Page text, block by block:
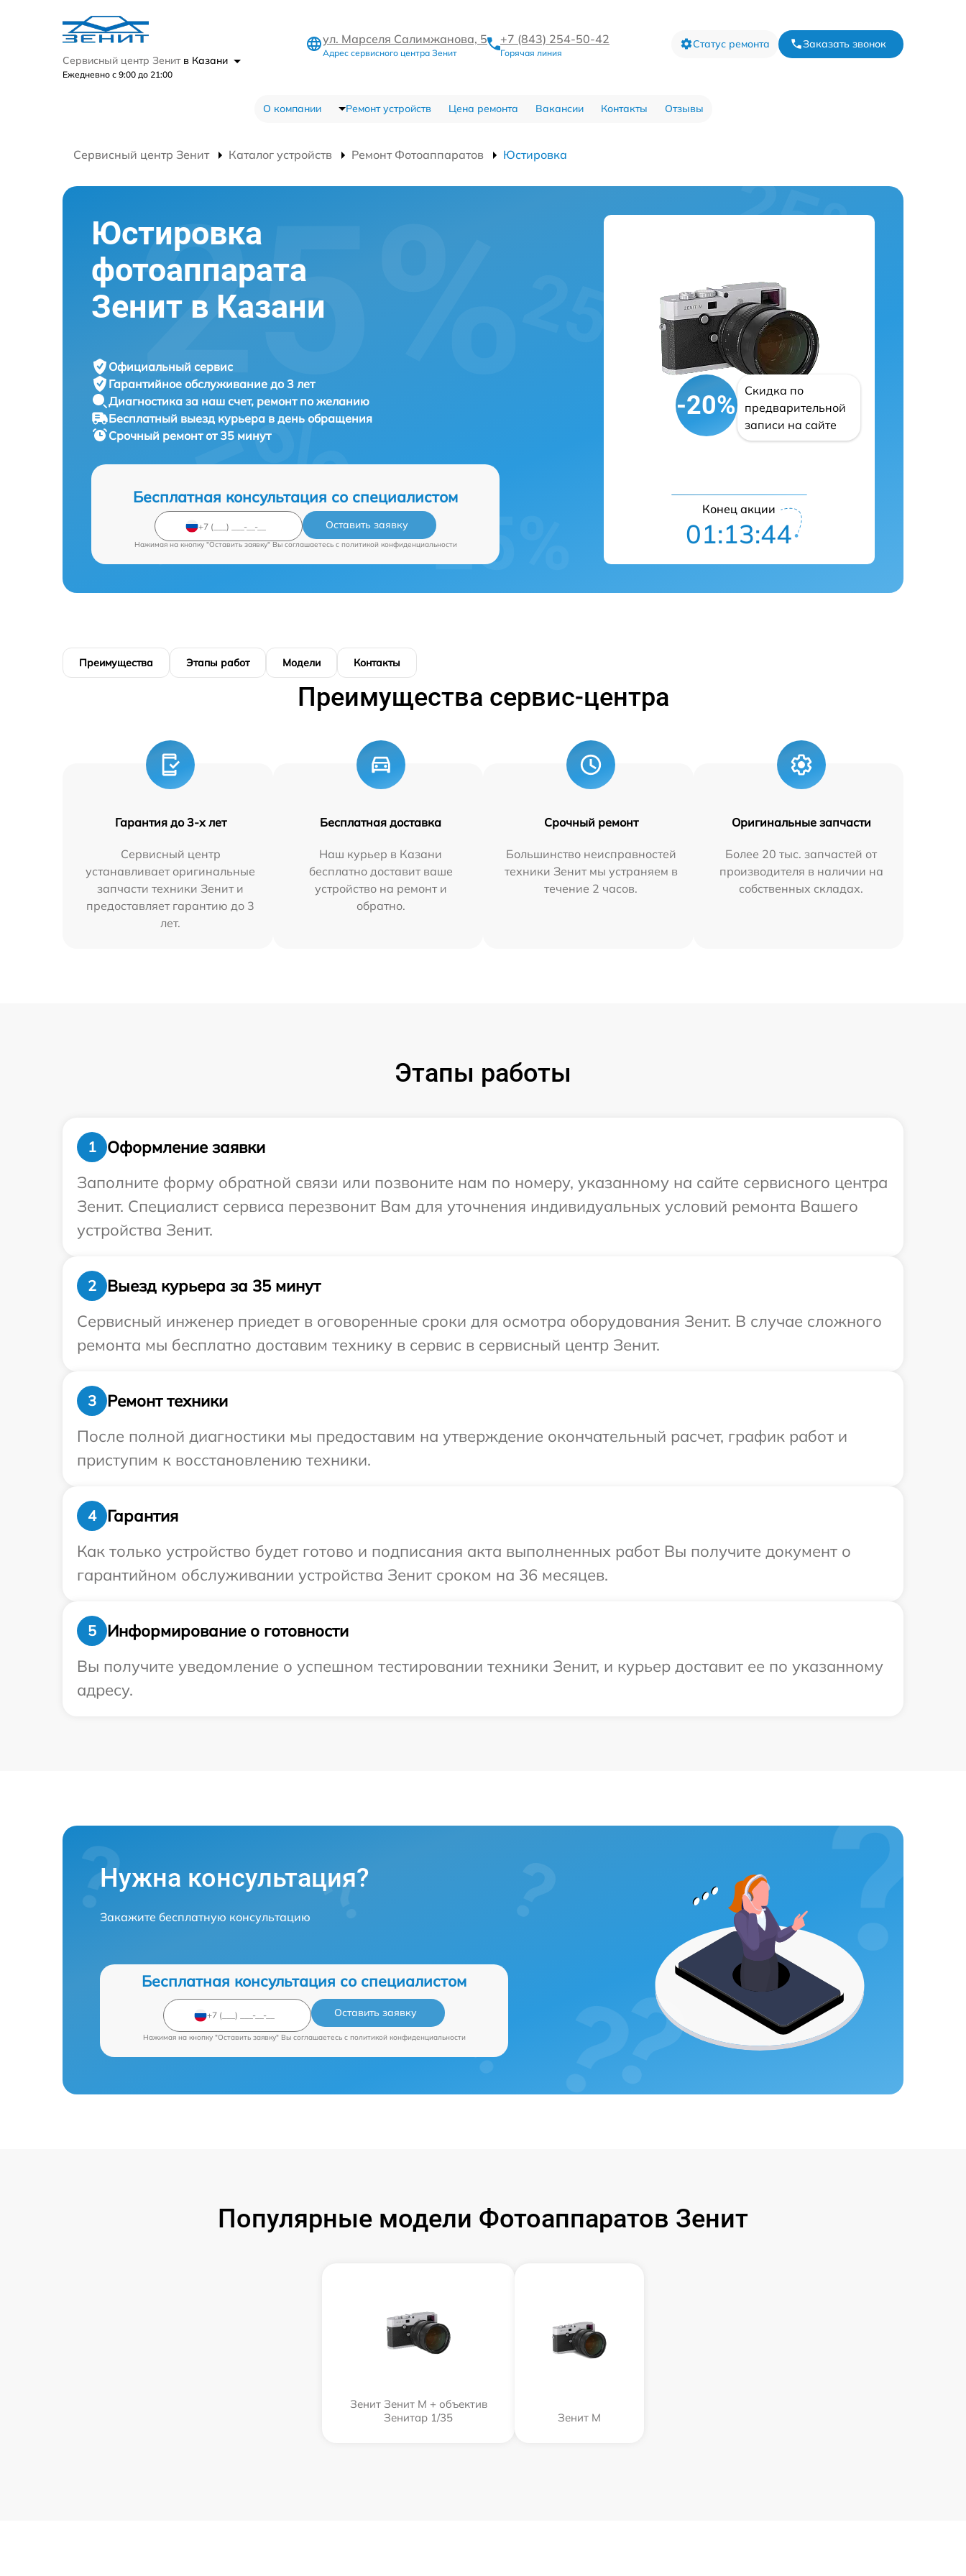
Сервисный центр Зенит в Казани
Ежедневно с 9:00 до 21:00
ул. Марселя Салимжанова, 5
Адрес сервисного центра Зенит
+7 (843) 254-50-42
Горячая линия
Статус ремонта Заказать звонок
О компании Ремонт устройств Цена ремонта Вакансии Контакты Отзывы
Сервисный центр Зенит Каталог устройств Ремонт Фотоаппаратов Юстировка
Юстировка
фотоаппарата
Зенит в Казани
Официальный сервис
Гарантийное обслуживание до 3 лет
Диагностика за наш счет, ремонт по желанию
Бесплатный выезд курьера в день обращения
Срочный ремонтот 35 минут
Бесплатная консультация со специалистом
Оставить заявку
Нажимая на кнопку "Оставить заявку" Вы соглашаетесь c политикой конфиденциальности
-20%
Скидка по
предварительной
записи на сайте
Конец акции
01:13:43
Преимущества Этапы работ Модели Контакты
Преимущества сервис-центра
Гарантия до 3-х лет
Сервисный центр
устанавливает оригинальные
запчасти техники Зенит и
предоставляет гарантию до 3
лет.
Бесплатная доставка
Наш курьер в Казани
бесплатно доставит ваше
устройство на ремонт и
обратно.
Срочный ремонт
Большинство неисправностей
техники Зенит мы устраняем в
течение 2 часов.
Оригинальные запчасти
Более 20 тыс. запчастей от
производителя в наличии на
собственных складах.
Этапы работы
1
Оформление заявки
Заполните форму обратной связи или позвоните нам по номеру, указанному на сайте сервисного центра
Зенит. Специалист сервиса перезвонит Вам для уточнения индивидуальных условий ремонта Вашего
устройства Зенит.
2
Выезд курьера за 35 минут
Сервисный инженер приедет в оговоренные сроки для осмотра оборудования Зенит. В случае сложного
ремонта мы бесплатно доставим технику в сервис в сервисный центр Зенит.
3
Ремонт техники
После полной диагностики мы предоставим на утверждение окончательный расчет, график работ и
приступим к восстановлению техники.
4
Гарантия
Как только устройство будет готово и подписания акта выполненных работ Вы получите документ о
гарантийном обслуживании устройства Зенит сроком на 36 месяцев.
5
Информирование о готовности
Вы получите уведомление о успешном тестировании техники Зенит, и курьер доставит ее по указанному
адресу.
Нужна консультация?
Закажите бесплатную консультацию
Бесплатная консультация со специалистом
Оставить заявку
Нажимая на кнопку "Оставить заявку" Вы соглашаетесь c политикой конфиденциальности
Популярные модели Фотоаппаратов Зенит
Зенит Зенит М + объектив
Зенитар 1/35
Зенит M